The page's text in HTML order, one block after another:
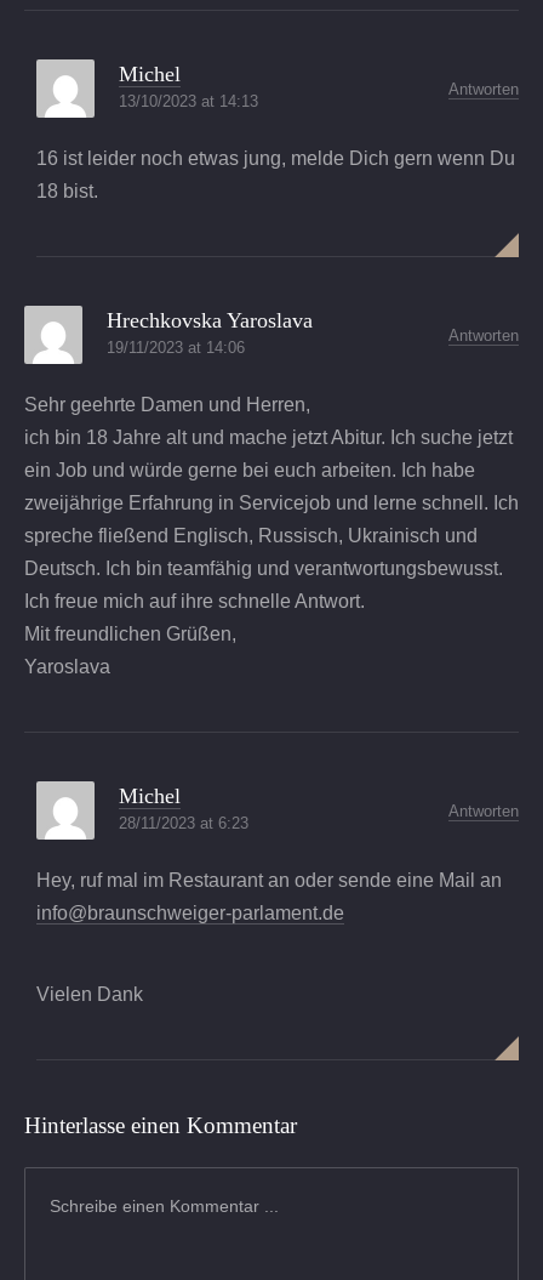
Michel
13/10/2023 at 14:13
Antworten
16 ist leider noch etwas jung, melde Dich gern wenn Du
18 bist.
Hrechkovska Yaroslava
19/11/2023 at 14:06
Antworten
Sehr geehrte Damen und Herren,
ich bin 18 Jahre alt und mache jetzt Abitur. Ich suche jetzt
ein Job und würde gerne bei euch arbeiten. Ich habe
zweijährige Erfahrung in Servicejob und lerne schnell. Ich
spreche fließend Englisch, Russisch, Ukrainisch und
Deutsch. Ich bin teamfähig und verantwortungsbewusst.
Ich freue mich auf ihre schnelle Antwort.
Mit freundlichen Grüßen,
Yaroslava
Michel
28/11/2023 at 6:23
Antworten
Hey, ruf mal im Restaurant an oder sende eine Mail an
info@braunschweiger-parlament.de
Vielen Dank
Hinterlasse einen Kommentar